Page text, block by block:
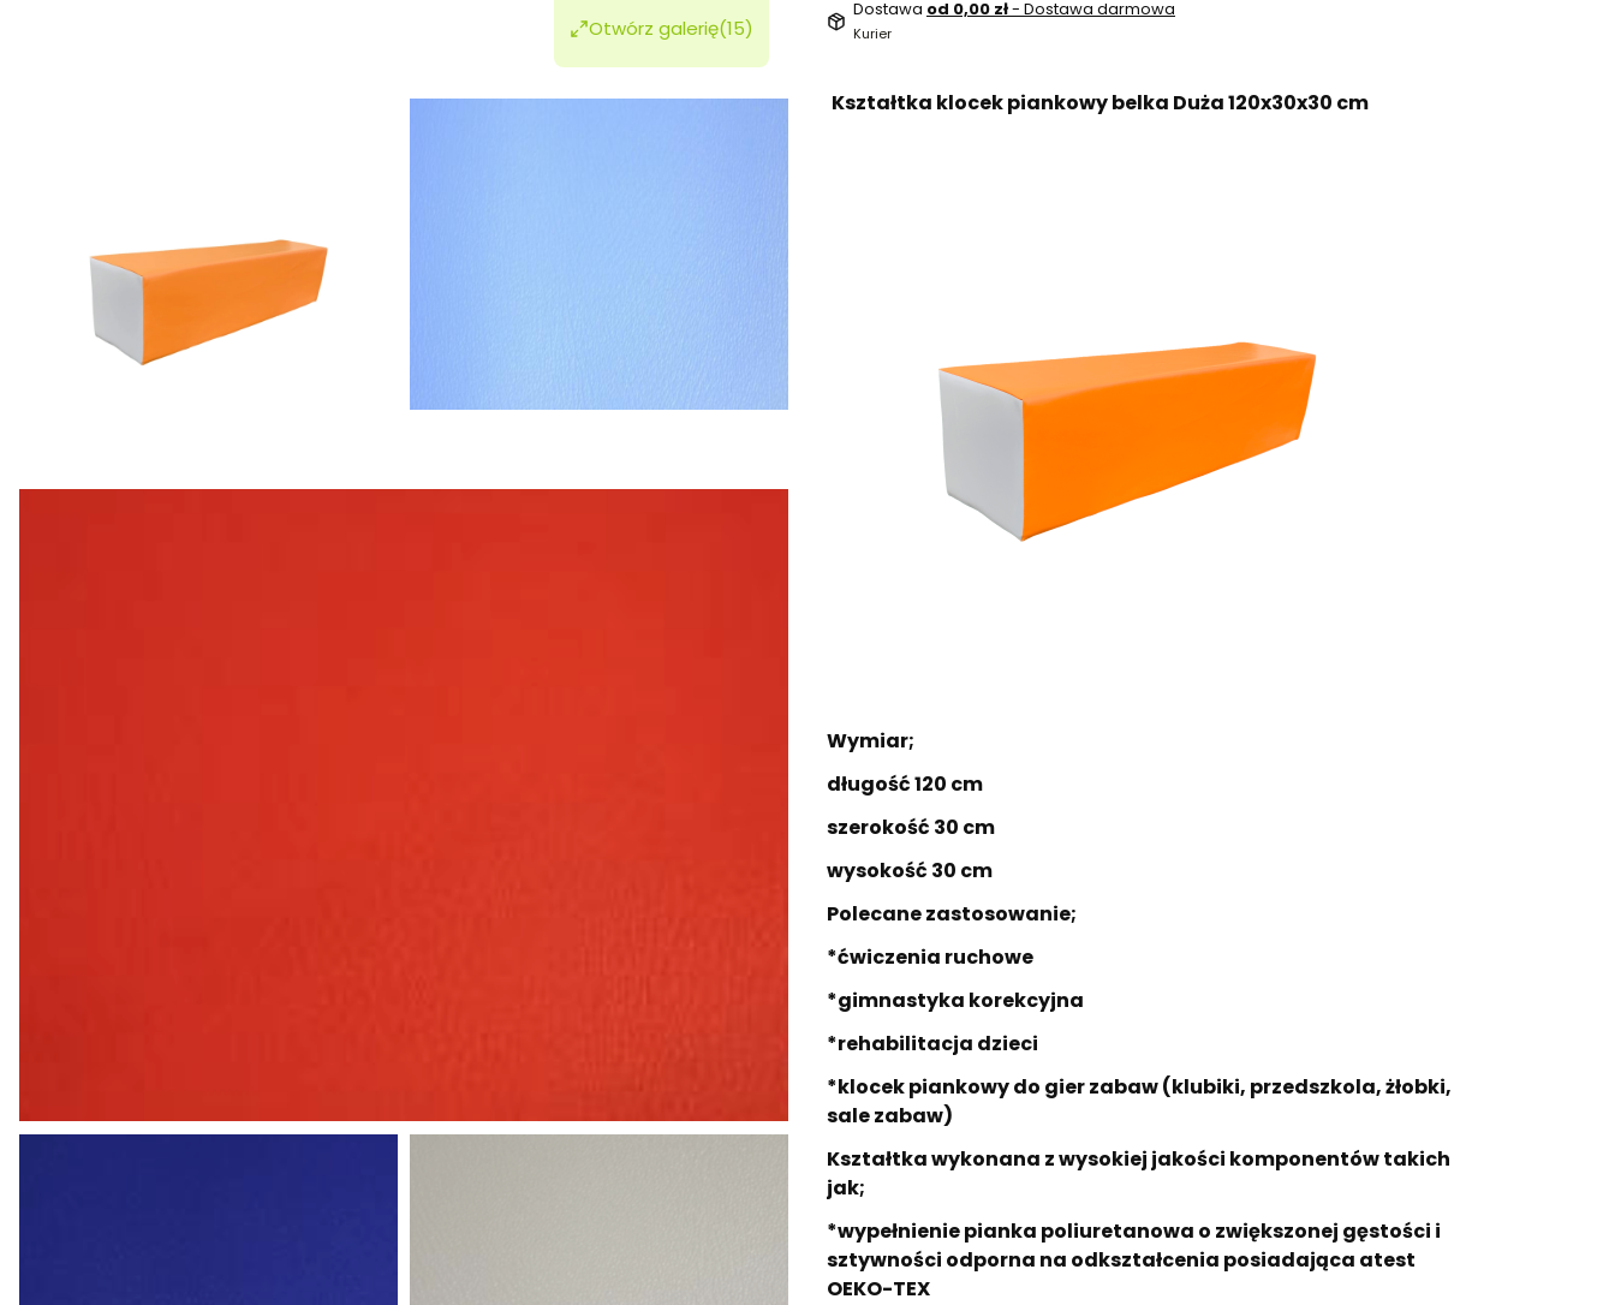
Otwórz galerię(15)
Dostawa od 0,00 zł- Dostawa darmowa
Kurier
Kształtka klocek piankowy belka Duża 120x30x30 cm
Wymiar;
długość 120 cm
szerokość 30 cm
wysokość 30 cm
Polecane zastosowanie;
*ćwiczenia ruchowe
*gimnastyka korekcyjna
*rehabilitacja dzieci
*klocek piankowy do gier zabaw (klubiki, przedszkola, żłobki,
sale zabaw)
Kształtka wykonana z wysokiej jakości komponentów takich
jak;
*wypełnienie pianka poliuretanowa o zwiększonej gęstości i
sztywności odporna na odkształcenia posiadająca atest
OEKO-TEX